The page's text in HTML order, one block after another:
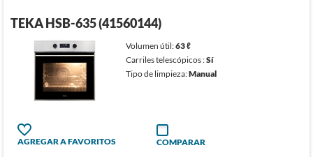
TEKA HSB-635 (41560144)
Volumen útil:63 ℓ
Carriles telescópicos :Sí
Tipo de limpieza:Manual
AGREGAR A FAVORITOS COMPARAR